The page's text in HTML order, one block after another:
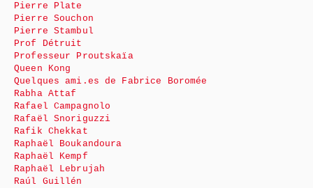
Pierre Plate
Pierre Souchon
Pierre Stambul
Prof Détruit
Professeur Proutskaïa
Queen Kong
Quelques ami.es de Fabrice Boromée
Rabha Attaf
Rafael Campagnolo
Rafaël Snoriguzzi
Rafik Chekkat
Raphaël Boukandoura
Raphaël Kempf
Raphaël Lebrujah
Raúl Guillén